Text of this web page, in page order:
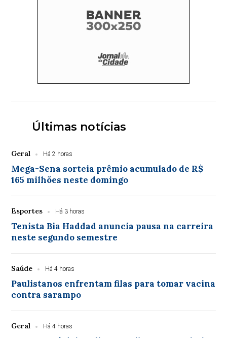
Últimas notícias
Geral Há 2 horas
Mega-Sena sorteia prêmio acumulado de R$
165 milhões neste domingo
Esportes Há 3 horas
Tenista Bia Haddad anuncia pausa na carreira
neste segundo semestre
Saúde Há 4 horas
Paulistanos enfrentam filas para tomar vacina
contra sarampo
Geral Há 4 horas